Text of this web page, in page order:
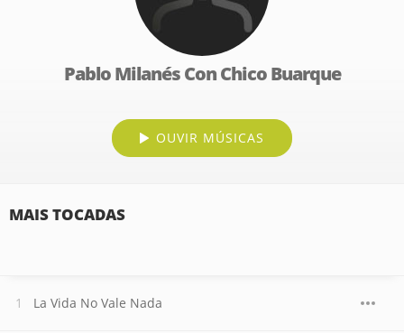
Pablo Milanés Con Chico Buarque
OUVIR MÚSICAS
MAIS TOCADAS
La Vida No Vale Nada